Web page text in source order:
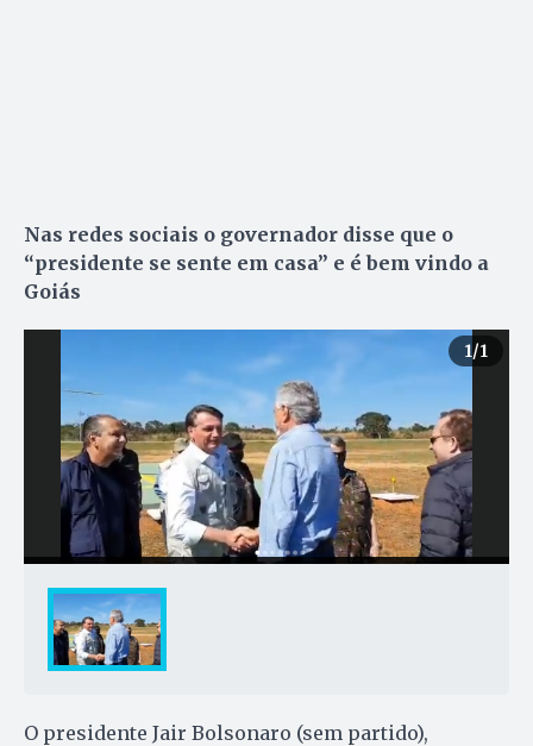
Nas redes sociais o governador disse que o
“presidente se sente em casa” e é bem vindo a
Goiás
1/1
O presidente Jair Bolsonaro (sem partido),